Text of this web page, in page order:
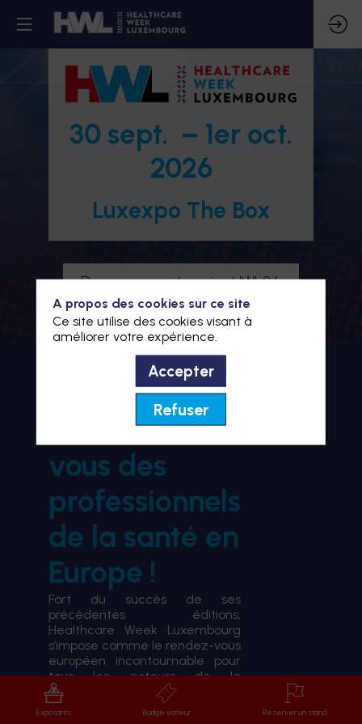
30 sept. – 1er oct.
2026
Luxexpo The Box
Devenez partenaire HWL26
Je m'inscris à HWL26
BIENVENUE À HWL26
le rendez-
vous des
professionnels
de la santé en
Europe !
Fort du succès de ses
précédentes éditions,
Healthcare Week Luxembourg
s’impose comme le rendez-vous
européen incontournable pour
tous les acteurs de la
transformation du système de
santé.
Exposants Badge visiteur Réserver un stand
A propos des cookies sur ce site
Ce site utilise des cookies visant à
améliorer votre expérience.
Accepter
Refuser